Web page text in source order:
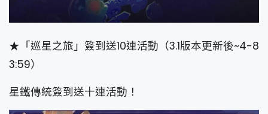
★「巡星之旅」簽到送10連活動（3.1版本更新後~4-8
3:59）
星鐵傳統簽到送十連活動！